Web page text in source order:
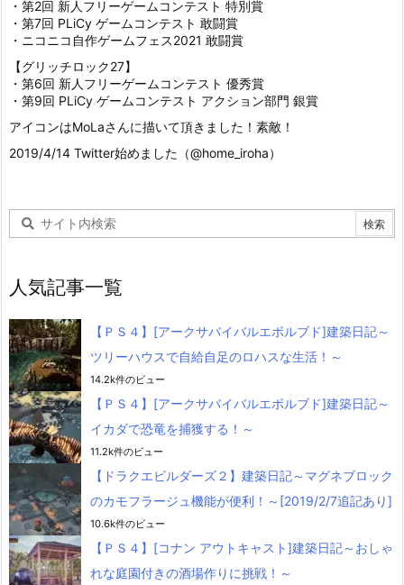
・第2回 新人フリーゲームコンテスト 特別賞
・第7回 PLiCy ゲームコンテスト 敢闘賞
・ニコニコ自作ゲームフェス2021 敢闘賞
【グリッチロック27】
・第6回 新人フリーゲームコンテスト 優秀賞
・第9回 PLiCy ゲームコンテスト アクション部門 銀賞
アイコンはMoLaさんに描いて頂きました！素敵！
2019/4/14 Twitter始めました（@home_iroha）
人気記事一覧
【ＰＳ４】[アークサバイバルエボルブド]建築日記～
ツリーハウスで自給自足のロハスな生活！～
14.2k件のビュー
【ＰＳ４】[アークサバイバルエボルブド]建築日記～
イカダで恐竜を捕獲する！～
11.2k件のビュー
【ドラクエビルダーズ２】建築日記～マグネブロック
のカモフラージュ機能が便利！～[2019/2/7追記あり]
10.6k件のビュー
【ＰＳ４】[コナン アウトキャスト]建築日記～おしゃ
れな庭園付きの酒場作りに挑戦！～